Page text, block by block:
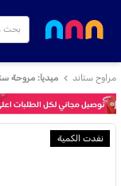
مراوح ستاند ميديا: مروحة ستاند 800
نفدت الكمية